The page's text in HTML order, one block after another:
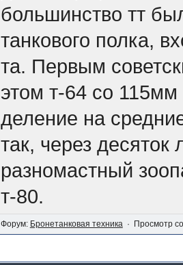
большинство тт
танкового полка,
та. Первым
этом т-64 со
деление на
так, через
разномастный
т-80.
Форум: Бронетанковая техника· Просмотр